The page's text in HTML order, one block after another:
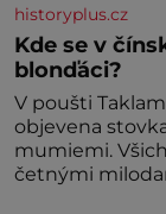
historyplus.cz
Kde se v
blonďáci?
V poušti
objevena
mumiemi.
četnými